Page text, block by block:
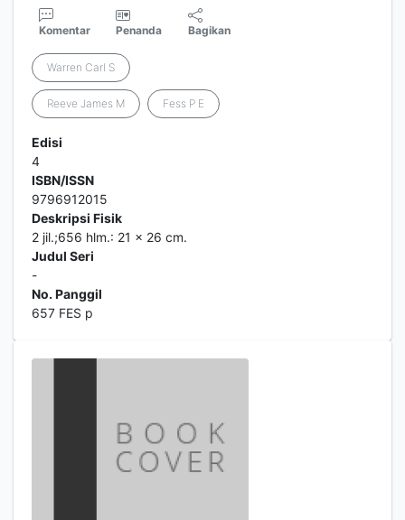
Komentar Penanda Bagikan
Warren Carl S
Reeve James M Fess P E
Edisi
4
ISBN/ISSN
9796912015
Deskripsi Fisik
2 jil.;656 hlm.: 21 x 26 cm.
Judul Seri
-
No. Panggil
657 FES p